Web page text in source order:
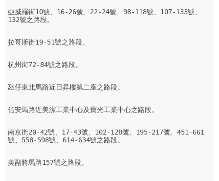
亞威羅街10號、16-26號、22-24號、98-118號、107-133號、
132號之路段。
拉哥斯街19-51號之路段。
杭州街72-84號之路段。
氹仔東北馬路近日昇樓第二座之路段。
信安馬路近美潔工業中心及寶光工業中心之路段。
南京街20-42號、17-43號、102-128號、195-217號、451-661
號、558-598號、614-634號之路段。
美副將馬路157號之路段。